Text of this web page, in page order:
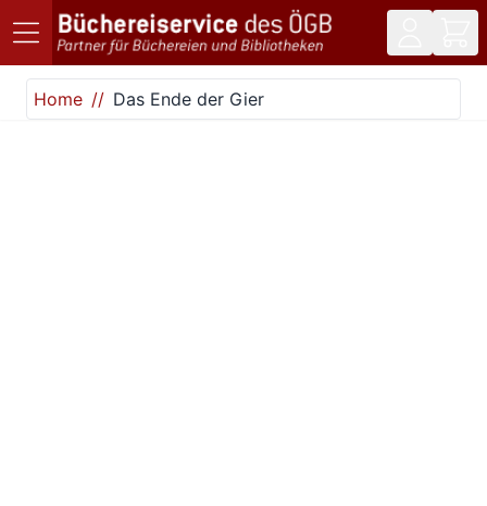
Direkt zum Inhalt
Home
Das Ende der Gier